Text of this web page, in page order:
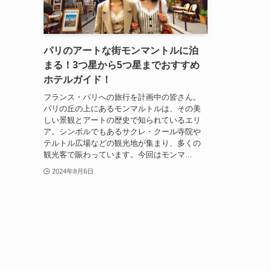
パリのアートな街モンマントルに泊
まる！3つ星から5つ星までおすすめ
ホテルガイド！
フランス・パリへの旅行を計画中の皆さん。
パリの丘の上にあるモンマルトルは、その美
しい景観とアートの歴史で知られているエリ
ア。シンボルでもあるサクレ・クール寺院や
テルトル広場などの観光地が集まり、多くの
観光客で賑わっています。今回はモンマ...
2024年8月6日